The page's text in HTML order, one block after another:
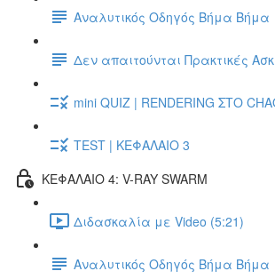
Αναλυτικός Οδηγός Βήμα Βήμα
Δεν απαιτούνται Πρακτικές
mini QUIZ | RENDERING ΣΤΟ
TEST | ΚΕΦΑΛΑΙΟ 3
ΚΕΦΑΛΑΙΟ 4: V-RAY SWARM
Διδασκαλία με Video (5:21)
Αναλυτικός Οδηγός Βήμα Βήμα